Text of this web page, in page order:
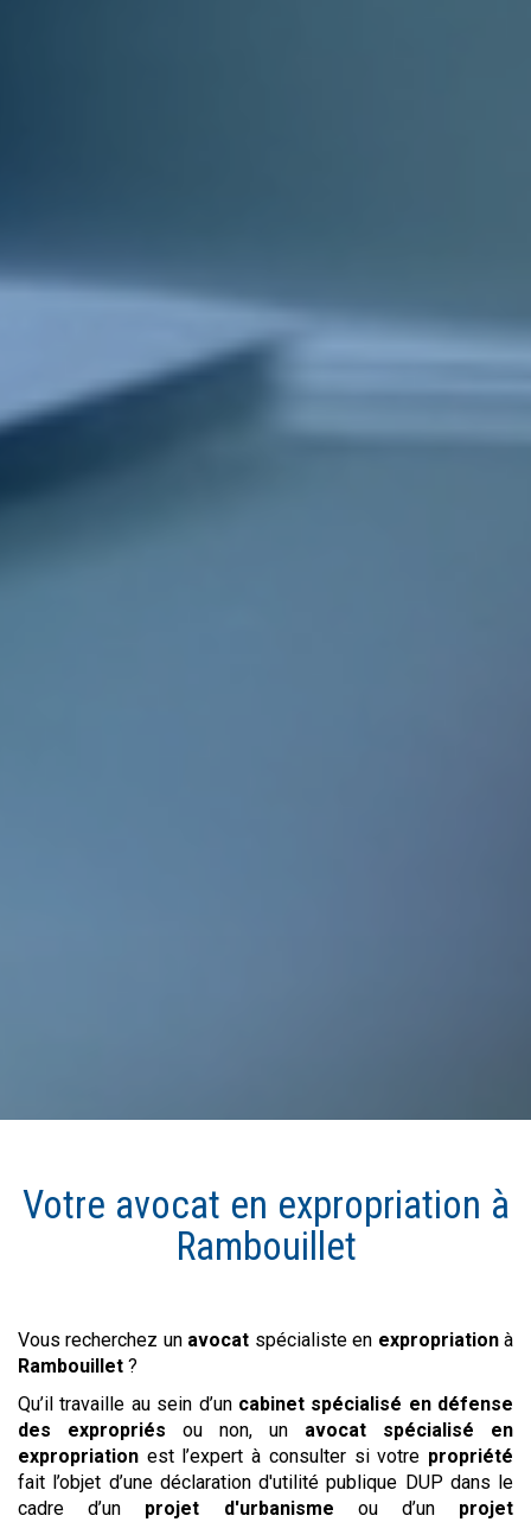
Votre avocat en expropriation à
Rambouillet
Vous recherchez un avocat spécialiste en expropriation à
Rambouillet ?
Qu’il travaille au sein d’un cabinet spécialisé en défense
des expropriés ou non, un avocat spécialisé en
expropriation est l’expert à consulter si votre propriété
fait l’objet d’une déclaration d'utilité publique DUP dans le
cadre d’un projet d'urbanisme ou d’un projet